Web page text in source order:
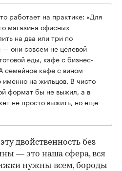
работает на практике: «Для
магазина офисных
на два или три по
они совсем не целевой
еды, кафе с бизнес-
семейное кафе с вином
на жильцов. В чисто
формат бы не выжил, а в
не просто выжить, но еще
двойственность без
— это наша сфера, вся
нужны всем, бороды